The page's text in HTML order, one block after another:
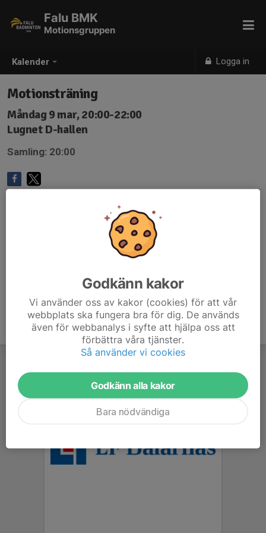
Kalender Logga in
Falu BMK
Motionsgruppen
Motionsträning
Måndag 9 mar, 20:00-22:00
Lugnet D-hallen
Samling: 20:00
Godkänn kakor
Vi använder oss av kakor (cookies) för att vår
webbplats ska fungera bra för dig. De används
även för webbanalys i syfte att hjälpa oss att
förbättra våra tjänster.
Så använder vi cookies
Godkänn alla kakor
Bara nödvändiga